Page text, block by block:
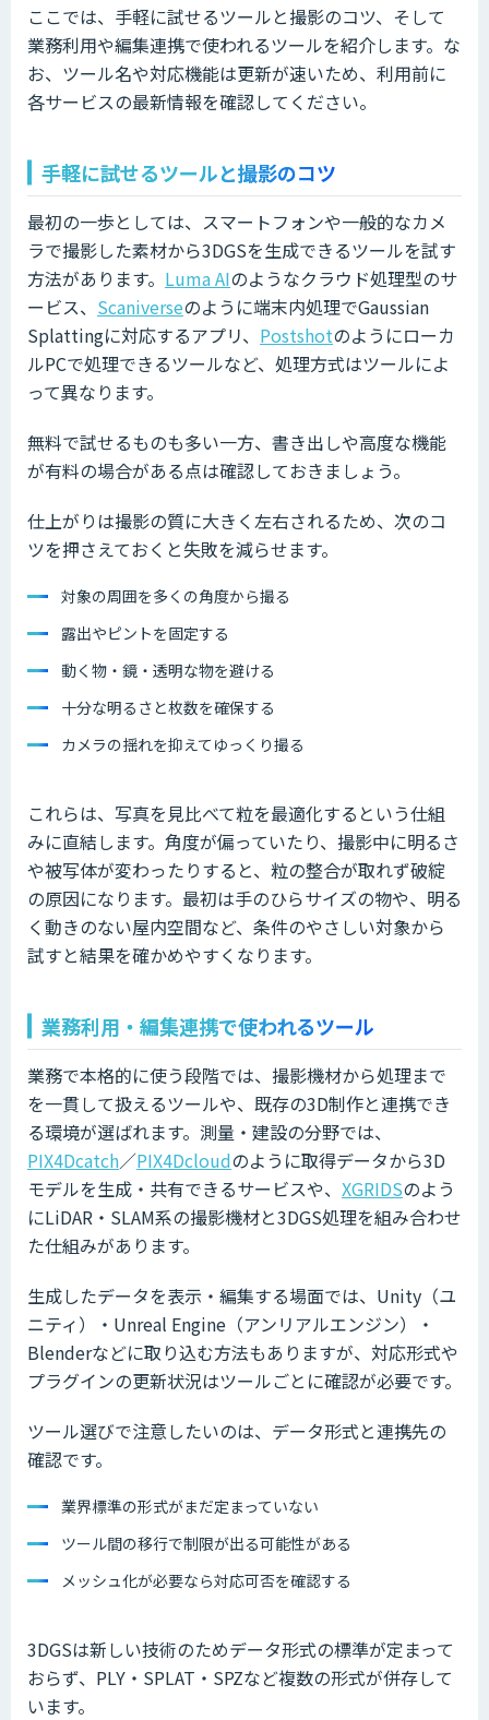
ここでは、手軽に試せるツールと撮影のコツ、そして
業務利用や編集連携で使われるツールを紹介します。な
お、ツール名や対応機能は更新が速いため、利用前に
各サービスの最新情報を確認してください。
手軽に試せるツールと撮影のコツ
最初の一歩としては、スマートフォンや一般的なカメ
ラで撮影した素材から3DGSを生成できるツールを試す
方法があります。 Luma AIのようなクラウド処理型のサ
ービス、 Scaniverseのように端末内処理でGaussian
Splattingに対応するアプリ、 Postshotのようにローカ
ルPCで処理できるツールなど、処理方式はツールによ
って異なります。
無料で試せるものも多い一方、書き出しや高度な機能
が有料の場合がある点は確認しておきましょう。
仕上がりは撮影の質に大きく左右されるため、次のコ
ツを押さえておくと失敗を減らせます。
対象の周囲を多くの角度から撮る
露出やピントを固定する
動く物・鏡・透明な物を避ける
十分な明るさと枚数を確保する
カメラの揺れを抑えてゆっくり撮る
これらは、写真を見比べて粒を最適化するという仕組
みに直結します。角度が偏っていたり、撮影中に明るさ
や被写体が変わったりすると、粒の整合が取れず破綻
の原因になります。最初は手のひらサイズの物や、明る
く動きのない屋内空間など、条件のやさしい対象から
試すと結果を確かめやすくなります。
業務利用・編集連携で使われるツール
業務で本格的に使う段階では、撮影機材から処理まで
を一貫して扱えるツールや、既存の3D制作と連携でき
る環境が選ばれます。測量・建設の分野では、
PIX4Dcatch／PIX4Dcloudのように取得データから3D
モデルを生成・共有できるサービスや、 XGRIDSのよう
にLiDAR・SLAM系の撮影機材と3DGS処理を組み合わせ
た仕組みがあります。
生成したデータを表示・編集する場面では、Unity（ユ
ニティ）・Unreal Engine（アンリアルエンジン）・
Blenderなどに取り込む方法もありますが、対応形式や
プラグインの更新状況はツールごとに確認が必要です。
ツール選びで注意したいのは、データ形式と連携先の
確認です。
業界標準の形式がまだ定まっていない
ツール間の移行で制限が出る可能性がある
メッシュ化が必要なら対応可否を確認する
3DGSは新しい技術のためデータ形式の標準が定まって
おらず、PLY・SPLAT・SPZなど複数の形式が併存して
います。